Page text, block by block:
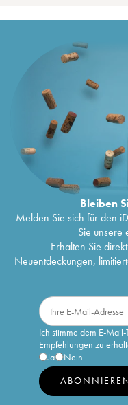
Bleiben
Melden Sie sich für den
Sie unsere
Erhalten Sie
Neuentdeckungen,
Ich stimme dem E-
Empfehlungen zu
Ja
Nein